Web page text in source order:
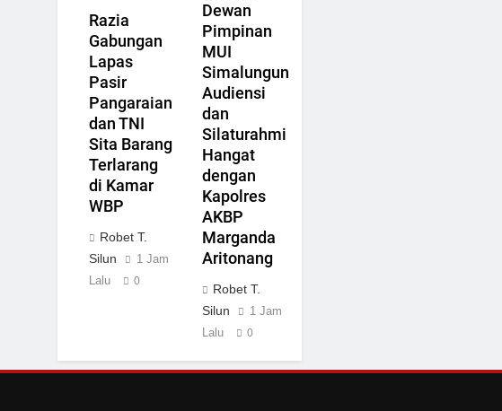
Razia
Gabungan
Lapas
Pasir
Pangaraian
dan TNI
Sita Barang
Terlarang
di Kamar
WBP
Robet T.
Silun
1 Jam
Lalu
0
Dewan
Pimpinan
MUI
Simalungun
Audiensi
dan
Silaturahmi
Hangat
dengan
Kapolres
AKBP
Marganda
Aritonang
Robet T.
Silun
1 Jam
Lalu
0